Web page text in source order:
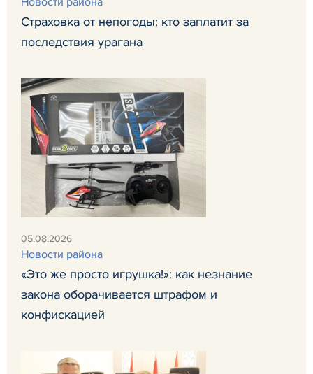
Страховка от непогоды: кто заплатит за
последствия урагана
05.08.2026
Новости района
«Это же просто игрушка!»: как незнание
закона оборачивается штрафом и
конфискацией